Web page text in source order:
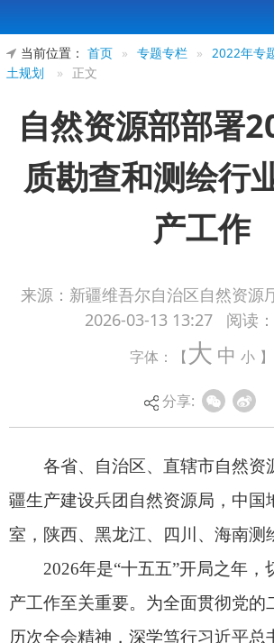
当前位置： 首页 » 专题专栏 » 2022年专
土规划
» 正文
自然资源部部署
质勘查和测绘行
产工作
来源：新疆维吾尔自治区自然资源
2026-03-13 13:27
阅读：
字体：【大 中 小 】
分享:
各省、自治区、直辖市自然资源主管
疆生产建设兵团自然资源局，中国地质调
2026年是“十五五”开局之年，切实抓
历次全会精神，深学笃行习近平总书记关
产的重要指示批示精神，坚持以人民为中
产主体责任，防范化解安全生产风险隐患
安全形势持续稳定护航“十五五”良好开局
关事项通知如下。
一、提高政治站位，更好统筹发展和